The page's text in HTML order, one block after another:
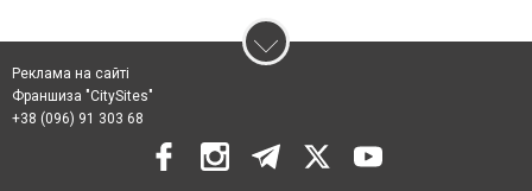
Реклама на сайті
Франшиза "CitySites"
+38 (096) 91 303 68